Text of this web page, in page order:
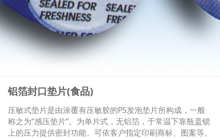
铝箔封口垫片(食品)
压敏式垫片是由涂覆有压敏胶的PS发泡垫片所构成，一般
称之为“感压垫片”。为单片式，无铝箔，于常温下靠瓶盖锁
上的压力提供密封功能。可依客户指定印刷商标、图案等。